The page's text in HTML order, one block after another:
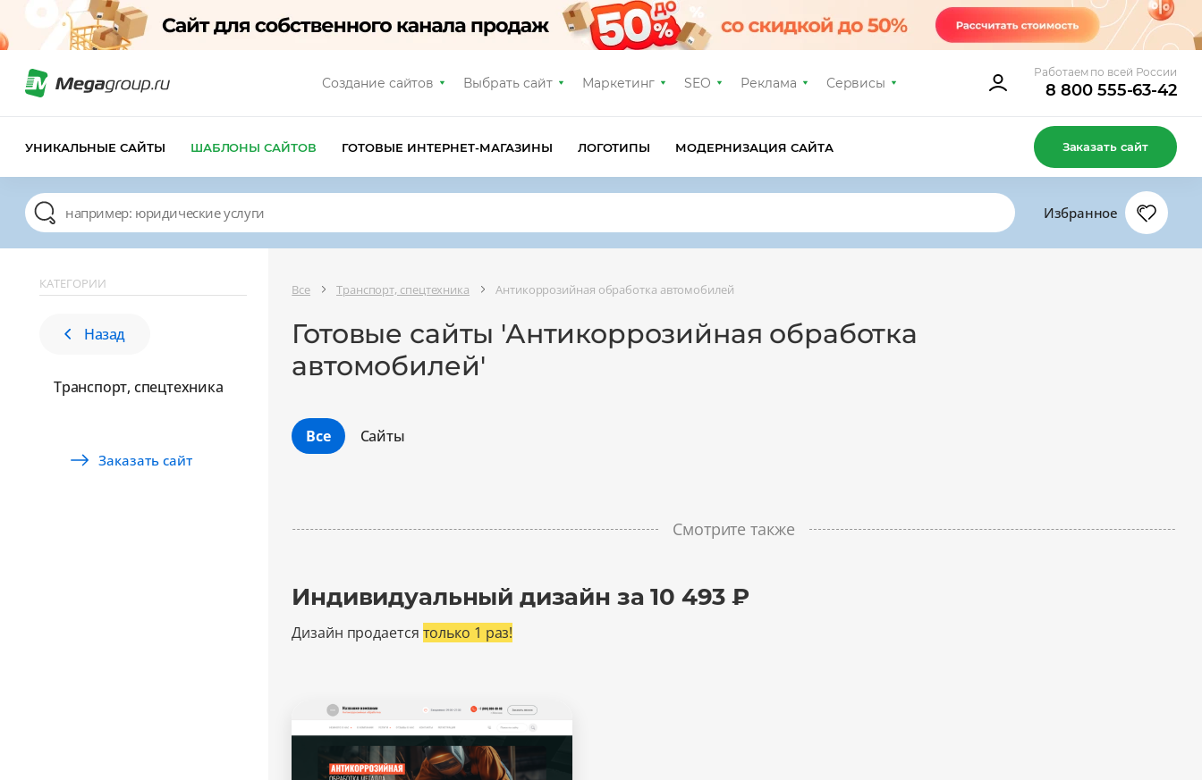
Создание сайтов Выбрать сайт Маркетинг SEO Реклама Сервисы
Работаем по всей России
8 800 555-63-42
УНИКАЛЬНЫЕ САЙТЫ ШАБЛОНЫ САЙТОВ ГОТОВЫЕ ИНТЕРНЕТ-МАГАЗИНЫ ЛОГОТИПЫ МОДЕРНИЗАЦИЯ САЙТА Заказать сайт
Избранное
КАТЕГОРИИ
Назад
Транспорт, спецтехника
Заказать сайт
Все Транспорт, спецтехника Антикоррозийная обработка автомобилей
Готовые сайты 'Антикоррозийная обработка
автомобилей'
Все Сайты
Смотрите также
Индивидуальный дизайн за 10 493 ₽
Дизайн продается только 1 раз!